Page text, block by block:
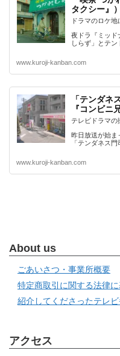
タクシー』）
ドラマのロケ地
夜ドラ『ミッド
しらず」とテ
www.kuroji-kanban.com
「テンダネ
『コンビニ
テレビドラマの
昨日放送が始ま
「テンダネス
www.kuroji-kanban.com
About us
ごあいさつ・事業所概要
特定商取引に関する法律
紹介してくださったテレ
アクセス